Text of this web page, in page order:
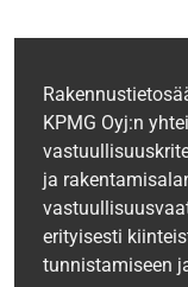
KPMG Oyj:n
ja
erityisesti
tunnistamiseen